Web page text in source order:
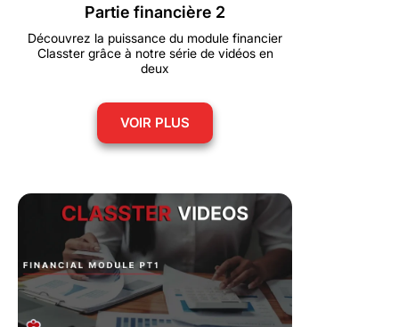
Partie financière 2
Découvrez la puissance du module financier
Classter grâce à notre série de vidéos en
deux
VOIR PLUS